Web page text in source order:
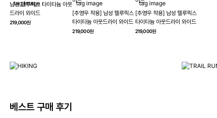
남성 텔루릭스 타이타늄 아웃
드라이 와이드
219,000원
[추영우 착용] 남성 텔루릭스
타이타늄 아웃드라이 와이드
219,000원
[추영우 착용] 남성 텔루릭스
타이타늄 아웃드라이 와이드
219,000원
HIKING
컬럼비아와 함께 일상을 벗어나
하이킹, 트레킹 등 아웃도어 활동을 즐겨보세요.
베스트 구매 후기